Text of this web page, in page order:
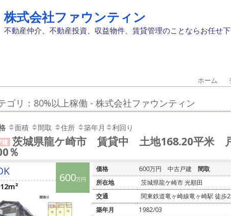
株式会社ファウンティン
不動産仲介、不動産投資、収益物件、賃貸管理のことならお任せ
ホーム
ゴリ：80%以上稼働 - 株式会社ファウンティン
面積 間取 住所 築年月 利回り
建 茨城県龍ケ崎市 賃貸中 土地168.20平米
％
600万円
価格 600万円 中古戸建
間取
所在地
茨城県龍ケ崎市 光順田
交通
関東鉄道竜ヶ崎線竜ヶ崎駅 徒歩
築年月
1982/03